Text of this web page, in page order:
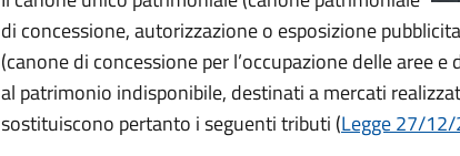
di concessione, autorizzazione o esposizione
(canone di concessione per l’occupazione delle aree
al patrimonio indisponibile, destinati a mercati
sostituiscono pertanto i seguenti tributi (Legge 27/